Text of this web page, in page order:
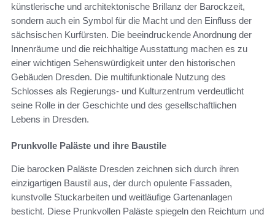
künstlerische und architektonische Brillanz der Barockzeit,
sondern auch ein Symbol für die Macht und den Einfluss der
sächsischen Kurfürsten. Die beeindruckende Anordnung der
Innenräume und die reichhaltige Ausstattung machen es zu
einer wichtigen Sehenswürdigkeit unter den historischen
Gebäuden Dresden. Die multifunktionale Nutzung des
Schlosses als Regierungs- und Kulturzentrum verdeutlicht
seine Rolle in der Geschichte und des gesellschaftlichen
Lebens in Dresden.
Prunkvolle Paläste und ihre Baustile
Die barocken Paläste Dresden zeichnen sich durch ihren
einzigartigen Baustil aus, der durch opulente Fassaden,
kunstvolle Stuckarbeiten und weitläufige Gartenanlagen
besticht. Diese Prunkvollen Paläste spiegeln den Reichtum und